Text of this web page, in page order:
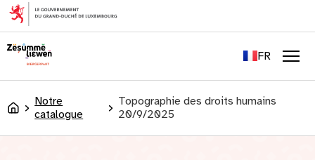
principal
FR
LU
Accueil
Notre
catalogue
Topographie des droits humains
20/9/2025